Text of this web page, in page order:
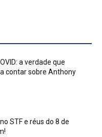
a verdade que
contar sobre Anthony
STF e réus do 8 de